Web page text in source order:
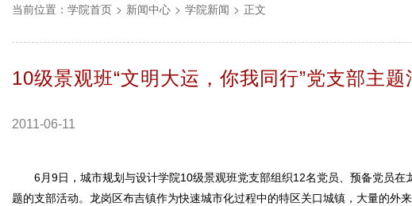
当前位置： 学院首页 > 新闻中心 > 学院新闻 > 正文
10级景观班“文明大运，你我同行”党支部主
2011-06-11
6月9日，城市规划与设计学院10级景观班党支部组织12名党员、预备党员在
题的支部活动。龙岗区布吉镇作为快速城市化过程中的特区关口城镇，大量的外